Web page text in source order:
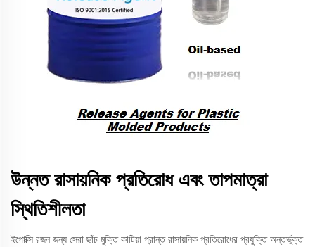
উন্নত রাসায়নিক প্রতিরোধ এবং তাপমাত্রা
স্থিতিশীলতা
ইপোক্সি রজন জন্য সেরা ছাঁচ মুক্তি কাটিয়া প্রান্ত রাসায়নিক প্রতিরোধের প্রযুক্তি অন্তর্ভুক্ত